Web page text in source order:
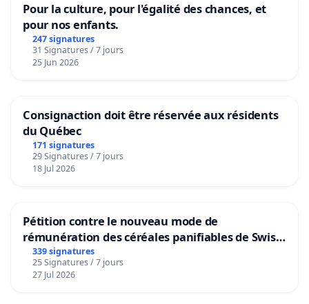
Pour la culture, pour l'égalité des chances, et
pour nos enfants.
247 signatures
31 Signatures / 7 jours
25 Jun 2026
Consignaction doit être réservée aux résidents
du Québec
171 signatures
29 Signatures / 7 jours
18 Jul 2026
Pétition contre le nouveau mode de
rémunération des céréales panifiables de Swiss
granum basé sur la teneur en protéines
339 signatures
25 Signatures / 7 jours
27 Jul 2026